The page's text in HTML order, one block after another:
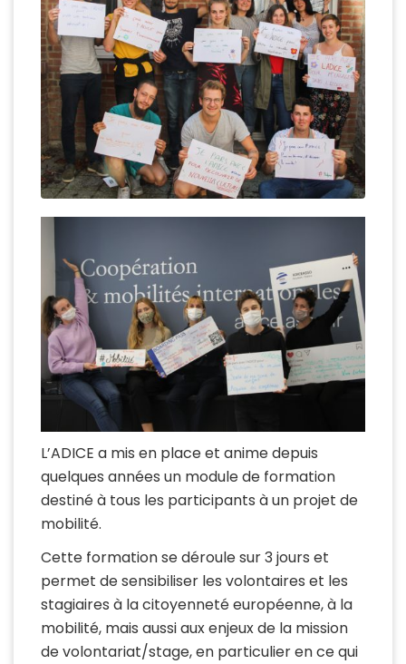
L’ADICE a mis en place et anime depuis
quelques années un module de formation
destiné à tous les participants à un projet de
mobilité.
Cette formation se déroule sur 3 jours et
permet de sensibiliser les volontaires et les
stagiaires à la citoyenneté européenne, à la
mobilité, mais aussi aux enjeux de la mission
de volontariat/stage, en particulier en ce qui